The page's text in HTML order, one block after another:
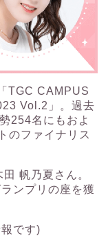
TGC CAMPUS
Vol.2」。過去
254名にもおよ
のファイナリス
田 帆乃夏 さん。
ンプリの座を獲
です)